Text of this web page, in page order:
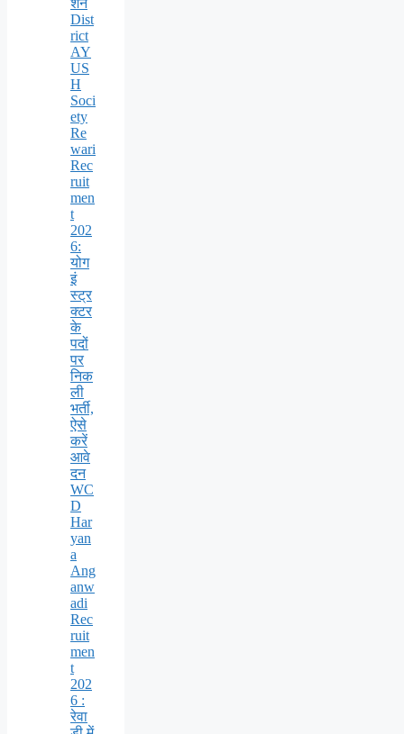
शन
Dist
rict
AY
US
H
Soci
ety
Re
wari
Rec
ruit
men
t
202
6:
योग
इं
स्ट्र
क्टर
के
पदों
पर
निक
ली
भर्ती,
ऐसे
करें
आवे
दन
WC
D
Har
yan
a
Ang
anw
adi
Rec
ruit
men
t
202
6 :
रेवा